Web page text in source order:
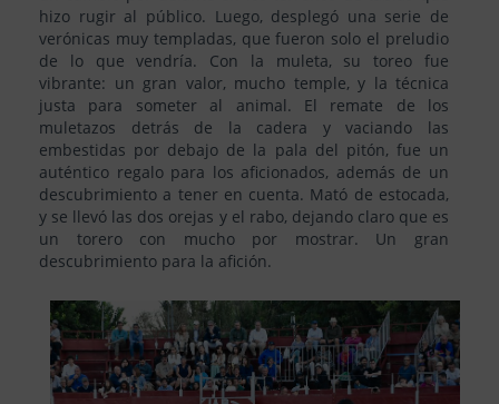
hizo rugir al público. Luego, desplegó una serie de
verónicas muy templadas, que fueron solo el preludio
de lo que vendría. Con la muleta, su toreo fue
vibrante: un gran valor, mucho temple, y la técnica
justa para someter al animal. El remate de los
muletazos detrás de la cadera y vaciando las
embestidas por debajo de la pala del pitón, fue un
auténtico regalo para los aficionados, además de un
descubrimiento a tener en cuenta. Mató de estocada,
y se llevó las dos orejas y el rabo, dejando claro que es
un torero con mucho por mostrar. Un gran
descubrimiento para la afición.